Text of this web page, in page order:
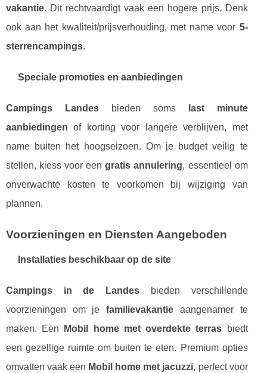
vakantie. Dit rechtvaardigt vaak een hogere prijs. Denk
ook aan het kwaliteit/prijsverhouding, met name voor 5-
sterrencampings.
Speciale promoties en aanbiedingen
Campings Landesbieden soms
last minute
aanbiedingen of korting voor langere verblijven, met
name buiten het hoogseizoen. Om je budget veilig te
stellen, kiess voor eengratis annulering, essentieel om
onverwachte kosten te voorkomen bij wijziging van
plannen.
Voorzieningen en Diensten Aangeboden
Installaties beschikbaar op de site
Campings in de Landes bieden verschillende
voorzieningen om jefamilievakantie aangenamer te
maken. Een
Mobil home met overdekte terras biedt
een gezellige ruimte om buiten te eten. Premium opties
omvatten vaak een Mobil home met jacuzzi, perfect voor